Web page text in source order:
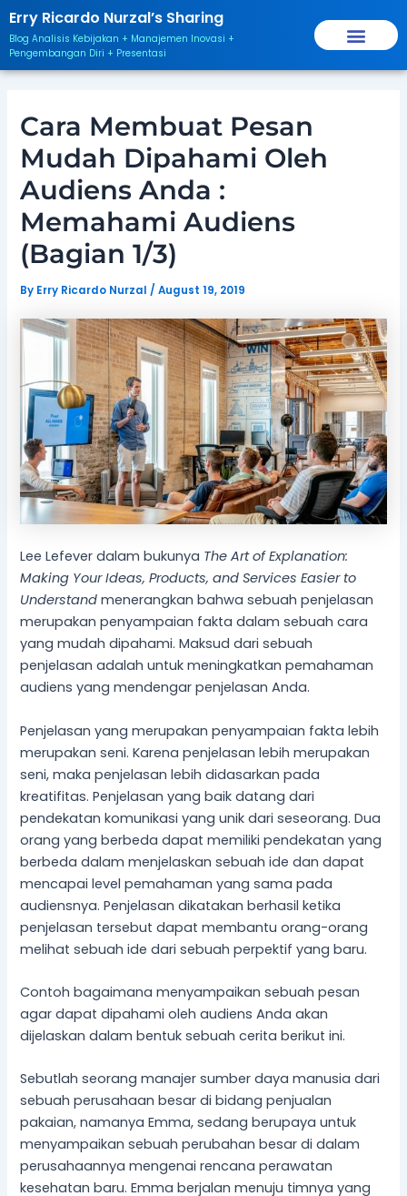
Skip
to
content
Erry Ricardo Nurzal’s Sharing
Blog Analisis Kebijakan + Manajemen Inovasi +
Pengembangan Diri + Presentasi
Cara Membuat Pesan
Mudah Dipahami Oleh
Audiens Anda :
Memahami Audiens
(Bagian 1/3)
By Erry Ricardo Nurzal /August 19, 2019
Lee Lefever dalam bukunya The Art of Explanation:
Making Your Ideas, Products, and Services Easier to
Understand menerangkan bahwa sebuah penjelasan
merupakan penyampaian fakta dalam sebuah cara
yang mudah dipahami. Maksud dari sebuah
penjelasan adalah untuk meningkatkan pemahaman
audiens yang mendengar penjelasan Anda.
Penjelasan yang merupakan penyampaian fakta lebih
merupakan seni. Karena penjelasan lebih merupakan
seni, maka penjelasan lebih didasarkan pada
kreatifitas. Penjelasan yang baik datang dari
pendekatan komunikasi yang unik dari seseorang. Dua
orang yang berbeda dapat memiliki pendekatan yang
berbeda dalam menjelaskan sebuah ide dan dapat
mencapai level pemahaman yang sama pada
audiensnya. Penjelasan dikatakan berhasil ketika
penjelasan tersebut dapat membantu orang-orang
melihat sebuah ide dari sebuah perpektif yang baru.
Contoh bagaimana menyampaikan sebuah pesan
agar dapat dipahami oleh audiens Anda akan
dijelaskan dalam bentuk sebuah cerita berikut ini.
Sebutlah seorang manajer sumber daya manusia dari
sebuah perusahaan besar di bidang penjualan
pakaian, namanya Emma, sedang berupaya untuk
menyampaikan sebuah perubahan besar di dalam
perusahaannya mengenai rencana perawatan
kesehatan baru. Emma berjalan menuju timnya yang
Post
navigation